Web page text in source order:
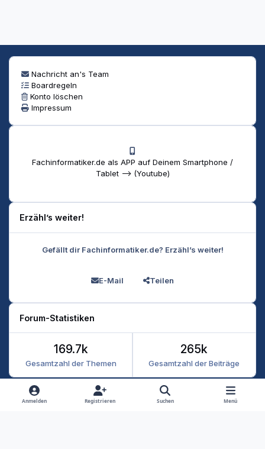
Nachricht an's Team
Boardregeln
Konto löschen
Impressum
Fachinformatiker.de als APP auf Deinem Smartphone /
Tablet --> (Youtube)
Erzähl’s weiter!
Gefällt dir Fachinformatiker.de? Erzähl’s weiter!
E-Mail Teilen
Forum-Statistiken
Gesamtzahl der Themen
169.7k
Gesamtzahl der Beiträge
265k
Heller Modus
Dunkler Modus
Systemeinstellung
Anmelden Registrieren Suchen Menü